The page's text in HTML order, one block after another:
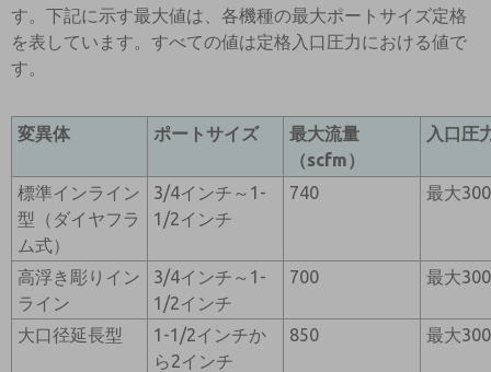
す。下記に示す最大値は、各機種の最大ポートサイズ定格
を表しています。すべての値は定格入口圧力における値で
す。
変異体 ポートサイズ
最大流量
（scfm）
入口圧
標準インライン
型（ダイヤフラ
ム式）
3/4インチ～1-
1/2インチ
740 最大300
高浮き彫りイン
ライン
3/4インチ～1-
1/2インチ
700 最大300
大口径延長型
1-1/2インチか
ら2インチ
850 最大300